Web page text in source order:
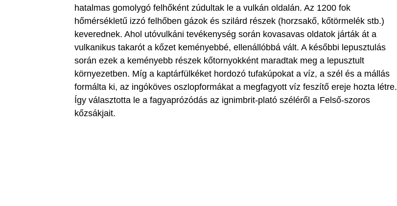
hatalmas gomolygó felhőként zúdultak le a vulkán oldalán. Az 1200 fok
hőmérsékletű izzó felhőben gázok és szilárd részek (horzsakő, kőtörmelék stb.)
keverednek. Ahol utóvulkáni tevékenység során kovasavas oldatok járták át a
vulkanikus takarót a kőzet keményebbé, ellenállóbbá vált. A későbbi lepusztulás
során ezek a keményebb részek kőtornyokként maradtak meg a lepusztult
környezetben. Míg a kaptárfülkéket hordozó tufakúpokat a víz, a szél és a mállás
formálta ki, az ingóköves oszlopformákat a megfagyott víz feszítő ereje hozta létre.
Így választotta le a fagyaprózódás az ignimbrit-plató széléről a Felső-szoros
kőzsákjait.